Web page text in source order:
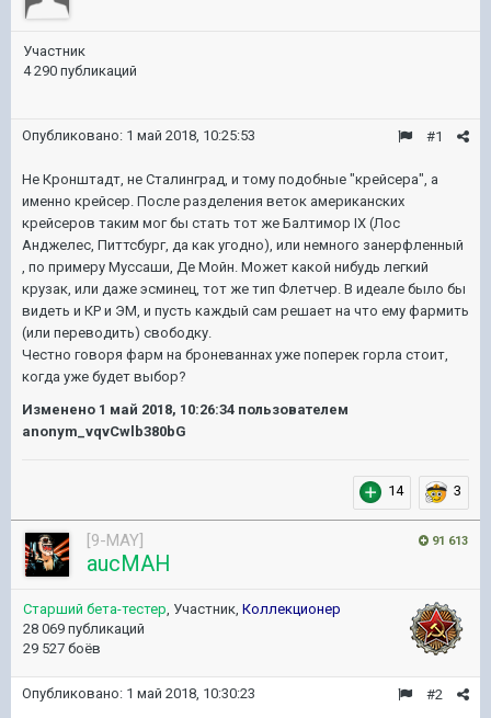
Участник
4 290 публикаций
#1
Опубликовано: 1 май 2018, 10:25:53
Не Кронштадт, не Сталинград, и тому подобные "крейсера", а
именно крейсер. После разделения веток американских
крейсеров таким мог бы стать тот же Балтимор IX (Лос
Анджелес, Питтсбург, да как угодно), или немного занерфленный
, по примеру Муссаши, Де Мойн. Может какой нибудь легкий
крузак, или даже эсминец, тот же тип Флетчер. В идеале было бы
видеть и КР и ЭМ, и пусть каждый сам решает на что ему фармить
(или переводить) свободку.
Честно говоря фарм на броневаннах уже поперек горла стоит,
когда уже будет выбор?
Изменено 1 май 2018, 10:26:34 пользователем
anonym_vqvCwlb380bG
14 3
91 613
[9-MAY]
aucMAH
Старший бета-тестер, Участник, Коллекционер
28 069 публикаций
29 527 боёв
#2
Опубликовано: 1 май 2018, 10:30:23